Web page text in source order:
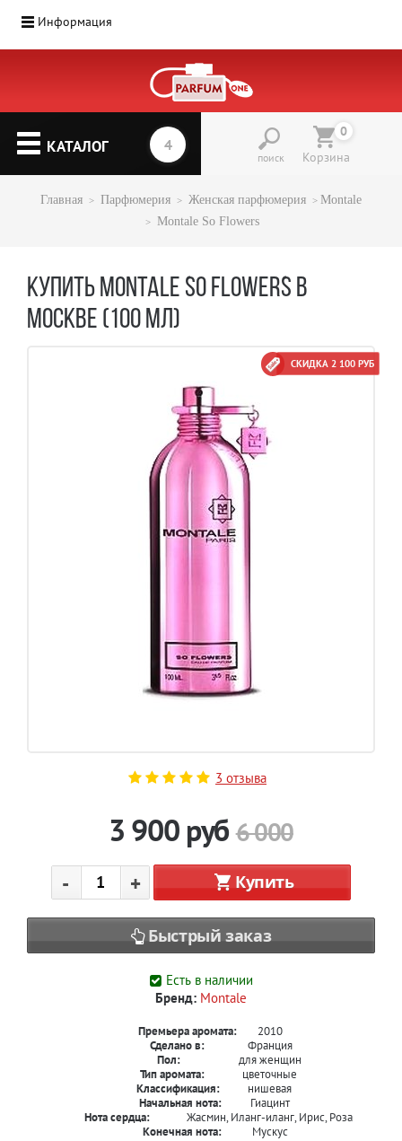
Информация
▼
КАТАЛОГ
поиск
0
Корзина
Главная Парфюмерия Женская парфюмерия
Montale
Montale So Flowers
КУПИТЬ MONTALE SO FLOWERS В
МОСКВЕ (100 МЛ)
СКИДКА 2 100 РУБ
3 отзыва
3 900 руб 6 000
- + Купить
Быстрый заказ
Есть в наличии
Бренд: Montale
Премьера аромата:
2010
Сделано в:
Франция
Пол:
для женщин
Тип аромата:
цветочные
Классификация:
нишевая
Начальная нота:
Гиацинт
Нота сердца:
Жасмин, Иланг-иланг, Ирис, Роза
Конечная нота:
Мускус